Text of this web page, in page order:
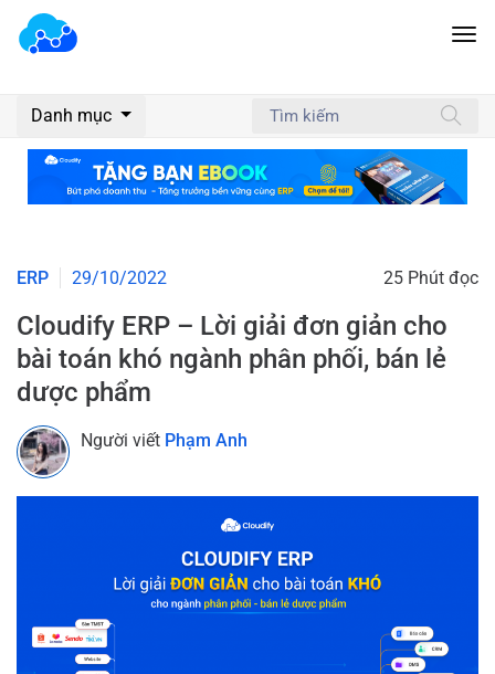
Danh mục
ERP 29/10/2022 25 Phút đọc
Cloudify ERP – Lời giải đơn giản cho
bài toán khó ngành phân phối, bán lẻ
dược phẩm
Người viết Phạm Anh